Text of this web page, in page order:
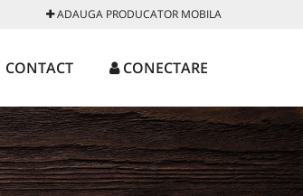
ADAUGA PRODUCATOR MOBILA
CONTACT CONECTARE